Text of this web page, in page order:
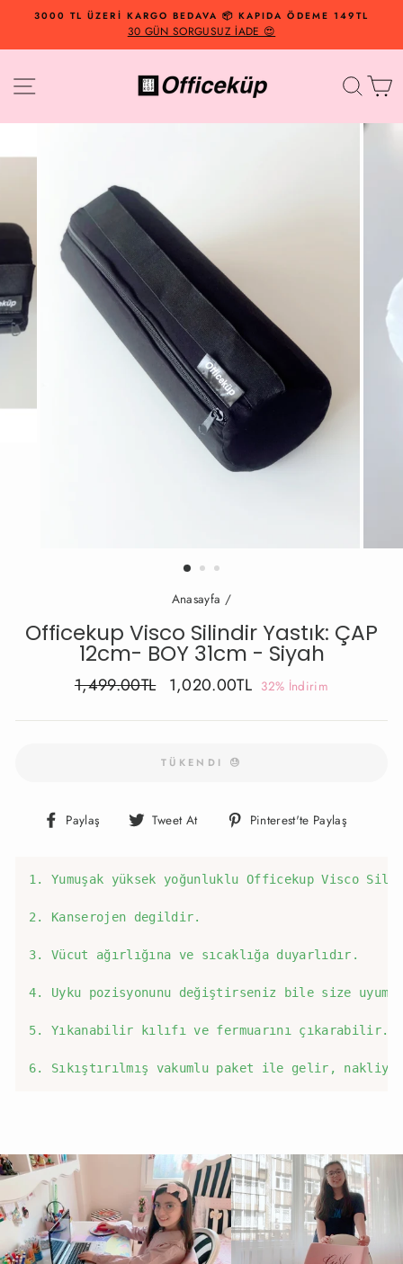
İçeriğe3000 TL ÜZERİ KARGO BEDAVA 📦 KAPIDA ÖDEME 149TL
30 GÜN SORGUSUZ İADE 😍
Arama
Anasayfa /
Officekup Visco Silindir Yastık: ÇAP
12cm- BOY 31cm - Siyah
Fiyat
1,499.00TL
İndirimli
1,020.00TL 32% İndirim
TÜKENDI 😓
Paylaş
Facebook'ta
Tweet At
Twitter'daPinterest'te Paylaş
1. Yumuşak yüksek yoğunluklu Officekup Visco
2. Kanserojen degildir.
3. Vücut ağırlığına ve sıcaklığa duyarlıdır.
4. Uyku pozisyonunu değiştirseniz bile size uyum
5. Yıkanabilir kılıfı ve fermuarını çıkarabilir.
6. Sıkıştırılmış vakumlu paket ile gelir,